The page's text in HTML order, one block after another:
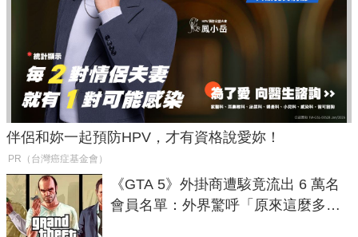
伴侶和妳一起預防HPV，才有資格說愛妳！
PR（台灣癌症基金會）
《GTA 5》外掛商遭駭竟流出 6 萬名
會員名單：外界驚呼「原來這麼多人